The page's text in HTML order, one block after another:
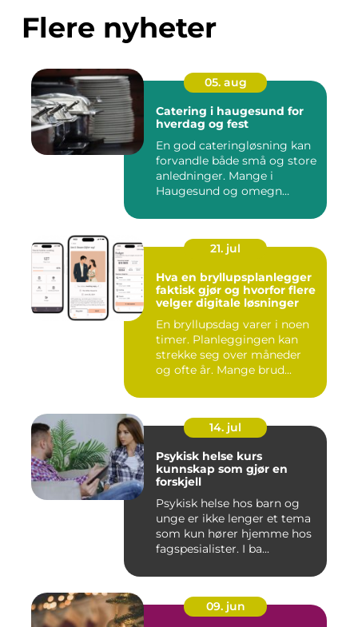
Flere nyheter
05. aug
Catering i haugesund for
hverdag og fest
En god cateringløsning kan
forvandle både små og store
anledninger. Mange i
Haugesund og omegn
21. jul
Hva en bryllupsplanlegger
faktisk gjør og hvorfor flere
velger digitale løsninger
En bryllupsdag varer i noen
timer. Planleggingen kan
strekke seg over måneder
og ofte år. Mange brud...
14. jul
Psykisk helse kurs
kunnskap som gjør en
forskjell
Psykisk helse hos barn og
unge er ikke lenger et tema
som kun hører hjemme hos
fagspesialister. I ba...
09. jun